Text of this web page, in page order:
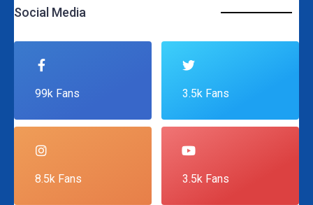
Social Media
99k Fans 3.5k Fans
8.5k Fans 3.5k Fans